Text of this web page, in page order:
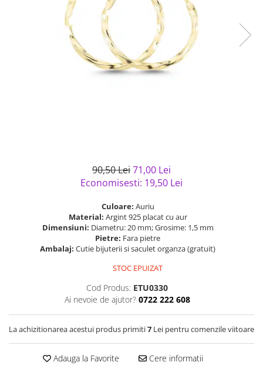
semipretioase
Bijuterii argint placat cu aur
Bijuterii argint cu diverse
Bijuterii argint cu murano
Bijuterii de Lux
Bijuterii gotice si rock
Bijuterii Handmade
90,50 Lei71,00 Lei
Economisesti: 19,50 Lei
Culoare: Auriu
Material: Argint 925 placat cu aur
Dimensiuni: Diametru: 20 mm; Grosime: 1,5 mm
Pietre: Fara pietre
Ambalaj: Cutie bijuterii si saculet organza (gratuit)
STOC EPUIZAT
Cod Produs: ETU0330
Ai nevoie de ajutor? 0722 222 608
La achizitionarea acestui produs primiti7 Lei pentru comenzile viitoare
Adauga la Favorite Cere informatii